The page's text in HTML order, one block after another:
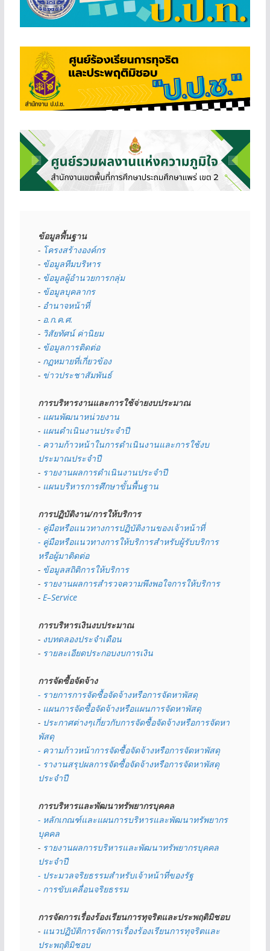
ข้อมูลพื้นฐาน
- โครงสร้างองค์กร
- ข้อมูลทีมบริหาร
- ข้อมูลผู้อำนวยการกลุ่ม
- ข้อมูลบุคลากร
- อำนาจหน้าที่
- อ.ก.ค.ศ.
- วิสัยทัศน์ ค่านิยม
- ข้อมูลการติดต่อ
- กฏหมายที่เกี่ยวข้อง
- ข่าวประชาสัมพันธ์
การบริหารงานและการใช้จ่ายงบประมาณ
- แผนพัฒนาหน่วยงาน
- แผนดำเนินงานประจำปี
- ความก้าวหน้าในการดำเนินงานและการใช้งบ
ประมาณประจำปี
- รายงานผลการดำเนินงานประจำปี
- แผนบริหารการศึกษาขั้นพื้นฐาน
การปฏิบัติงาน/การให้บริการ
- คู่มือหรือแนวทางการปฏิบัติงานของเจ้าหน้าที่
- คู่มือหรือแนวทางการให้บริการสำหรับผู้รับบริการ
หรือผู้มาติดต่อ
- ข้อมูลสถิติการให้บริการ
- รายงานผลการสำรวจความพึงพอใจการให้บริการ
- E–Service
การบริหารเงินงบประมาณ
- งบทดลองประจำเดือน
- รายละเอียดประกอบงบการเงิน
การจัดซื้อจัดจ้าง
- รายการการจัดซื้อจัดจ้างหรือการจัดหาพัสดุ
- แผนการจัดซื้อจัดจ้างหรือแผนการจัดหาพัสดุ
- ประกาศต่างๆเกี่ยวกับการจัดซื้อจัดจ้างหรือการจัดหา
พัสดุ
- ความก้าวหน้าการจัดซื้อจัดจ้างหรือการจัดหาพัสดุ
- รางานสรุปผลการจัดซื้อจัดจ้างหรือการจัดหาพัสดุ
ประจำปี
การบริหารและพัฒนาทรัพยากรบุคคล
- หลักเกณฑ์และแผนการบริหารและพัฒนาทรัพยากร
บุคคล
- รายงานผลการบริหารและพัฒนาทรัพยากรบุคคล
ประจำปี
- ประมวลจริยธรรมสำหรับเจ้าหน้าที่ของรัฐ
- การขับเคลื่อนจริยธรรม
การจัดการเรื่องร้องเรียนการทุจริตและประพฤติมิชอบ
- แนวปฏิบัติการจัดการเรื่องร้องเรียนการทุจริตและ
ประพฤติมิชอบ